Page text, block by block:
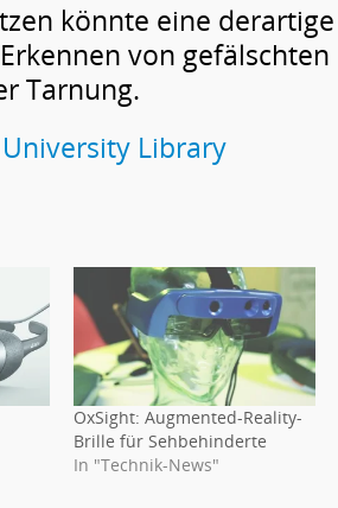
könnte eine
von
Tarnung.
Library
OxSight: Augmented-Reality-
Brille für Sehbehinderte
In "Technik-News"